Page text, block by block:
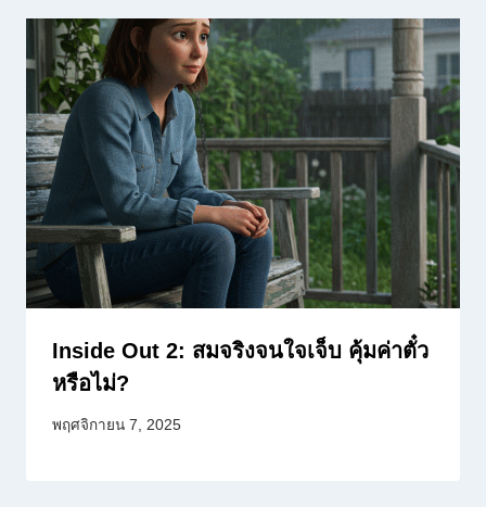
Inside Out 2: สมจริงจนใจเจ็บ คุ้มค่าตั๋ว
หรือไม่?
พฤศจิกายน 7, 2025